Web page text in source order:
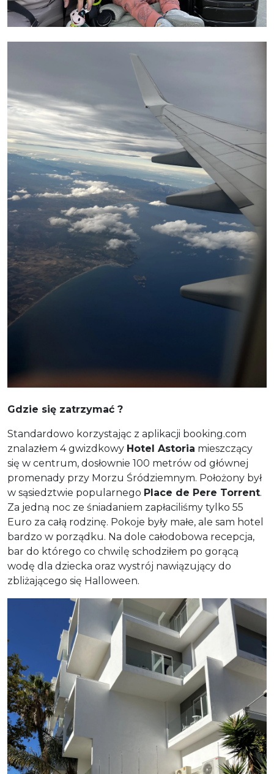
Gdzie się zatrzymać ?
Standardowo korzystając z aplikacji booking.com
znalazłem 4 gwizdkowy Hotel Astoria mieszczący
się w centrum, dosłownie 100 metrów od głównej
promenady przy Morzu Śródziemnym. Położony był
w sąsiedztwie popularnego Place de Pere Torrent.
Za jedną noc ze śniadaniem zapłaciliśmy tylko 55
Euro za całą rodzinę. Pokoje były małe, ale sam hotel
bardzo w porządku. Na dole całodobowa recepcja,
bar do którego co chwilę schodziłem po gorącą
wodę dla dziecka oraz wystrój nawiązujący do
zbliżającego się Halloween.